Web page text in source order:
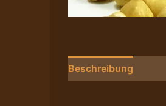
Beschreibung